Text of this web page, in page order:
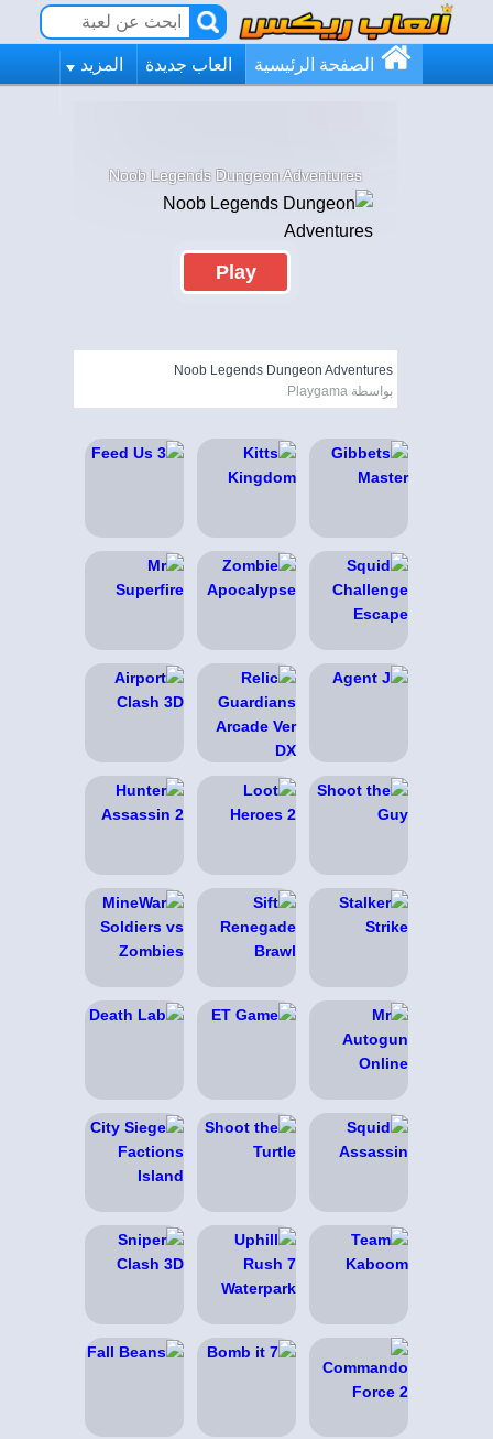
الصفحة الرئيسية العاب جديدة المزيد
Noob Legends Dungeon Adventures
Play
Noob Legends Dungeon Adventures
بواسطة Playgama